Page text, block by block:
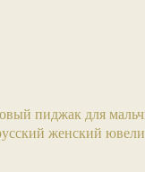
пиджак для
женский